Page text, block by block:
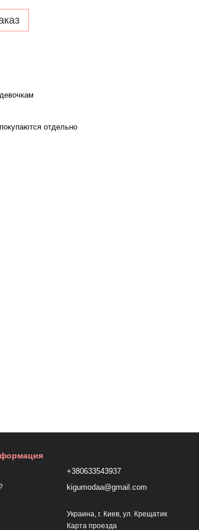
отдельно
+380633543937
kigumodaa@gmail.com
Украина, г. Киев, ул. Крещатик
Карта проезда